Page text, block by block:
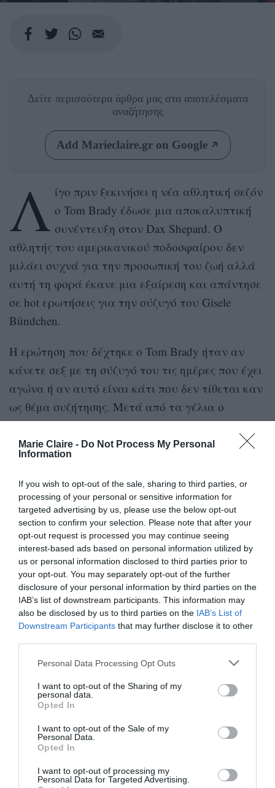
Marie Claire - Do Not Process My Personal
Information
If you wish to opt-out of the sale, sharing to third parties, or
processing of your personal or sensitive information for
targeted advertising by us, please use the below opt-out
section to confirm your selection. Please note that after your
opt-out request is processed you may continue seeing
interest-based ads based on personal information utilized by
us or personal information disclosed to third parties prior to
your opt-out. You may separately opt-out of the further
disclosure of your personal information by third parties on the
IAB’s list of downstream participants. This information may
also be disclosed by us to third parties on the IAB’s List of
Downstream Participants that may further disclose it to other
Personal Data Processing Opt Outs
I want to opt-out of the Sharing of my
personal data.
Opted In
I want to opt-out of the Sale of my
Personal Data.
Opted In
I want to opt-out of processing my
Personal Data for Targeted Advertising.
Δείτε περισσότερα άρθρα μας στα αποτελέσματα
αναζήτησης
Add Marieclaire.gr on Google
Λ ίγο πριν ξεκινήσει η νέα αθλητική σεζόν
ο Tom Brady έδωσε μια αποκαλυπτική
συνέντευξη στον Dax Shepard. Ο
αθλητής του αμερικανικού ποδοσφαίρου δεν
μιλάει συχνά για την προσωπική του ζωή αλλά
αυτή τη φορά έκανε μια εξαίρεση και απάντησε
σε hot ερωτήσεις για την σύζυγό του Gisele
Bündchen.
Η ερώτηση που δέχτηκε ο Tom Brady ήταν αν
κάνετε σεξ με τη σύζυγό του τις ημέρες που έχει
αγώνα ή αν αυτό είναι κάτι που δεν τίθεται καν
ως θέμα συζήτησης. Μετά από τα γέλια ο
σύζυγος ξεκαθάρισε πως αυτό είναι κάτι που δεν
συμβαίνει. “Δεν θα έλεγα ότι δεν έχει συμβεί
ποτέ αλλά δεν είναι αυτή η κατάλληλη στιγμή”
ομολόγησε. “Δεν είναι η το ζέσταμα μου πριν
τον αγώνα” συμπλήρωσε.
https://www.instagram.com/p/CDbZt2Tgbvi/
Το ζευγάρι μετρά 11 χρόνια γάμου και παρόλο
που η σχέση έχει περάσει κρίσεις παραμένουν
μια αγαπημένη οικογένεια.
Αυτό που τους έχει κρατήσει ενωμένους, το έχει
αποκαλύψει ο Brady σε παλαιότερη συνέντευξή
του, είναι το γεγονός ότι επικοινωνούν για το
πώς νιώθουν τη στιγμή που κάτι συμβαίνει και
δεν το καταπιέζουν για να το φέρουν μπροστά
ADVERTISEMENT - CONTINUE READING BELOW